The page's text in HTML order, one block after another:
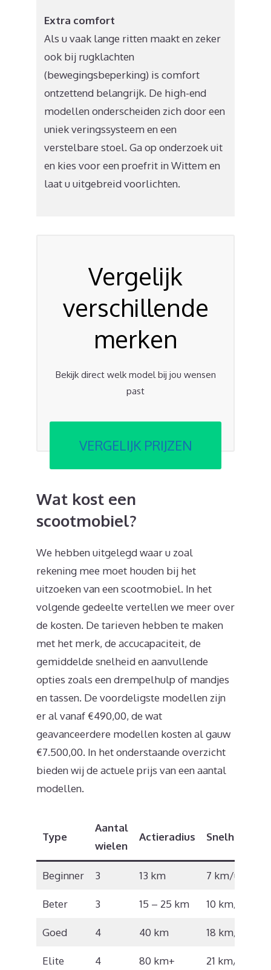
Extra comfort
Als u vaak lange ritten maakt en zeker
ook bij rugklachten
(bewegingsbeperking) is comfort
ontzettend belangrijk. De high-end
modellen onderscheiden zich door een
uniek veringssysteem en een
verstelbare stoel. Ga op onderzoek uit
en kies voor een proefrit in Wittem en
laat u uitgebreid voorlichten.
Vergelijk
verschillende
merken
Bekijk direct welk model bij jou wensen
past
VERGELIJK PRIJZEN
Wat kost een
scootmobiel?
We hebben uitgelegd waar u zoal
rekening mee moet houden bij het
uitzoeken van een scootmobiel. In het
volgende gedeelte vertellen we meer over
de kosten. De tarieven hebben te maken
met het merk, de accucapaciteit, de
gemiddelde snelheid en aanvullende
opties zoals een drempelhulp of mandjes
en tassen. De voordeligste modellen zijn
er al vanaf €490,00, de wat
geavanceerdere modellen kosten al gauw
€7.500,00. In het onderstaande overzicht
bieden wij de actuele prijs van een aantal
modellen.
Type
Aantal
wielen
Actieradius Snelheid
Beginner 3 13 km 7 km/u
Beter 3 15 – 25 km 10 km/u
Goed 4 40 km 18 km/u
Elite 4 80 km+ 21 km/u